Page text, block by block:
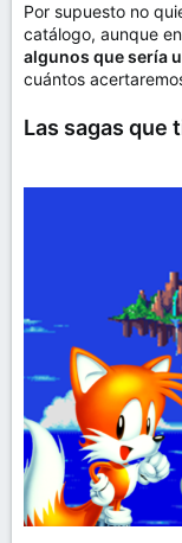
Por supuesto no
catálogo, aunque
algunos que sería
cuántos
Las sagas que